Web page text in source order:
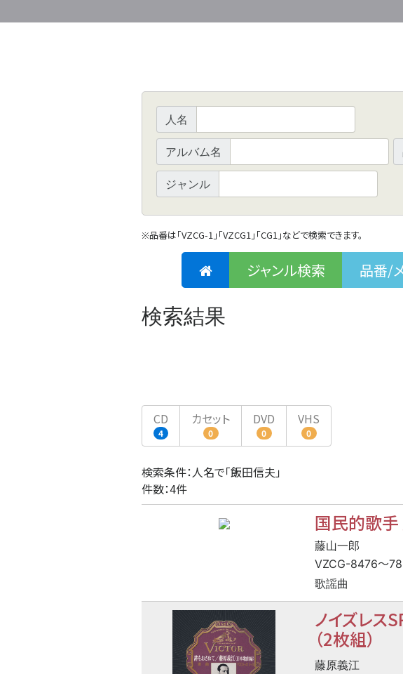
人名
アルバム名
ジャンル
※品番は「VZCG-1」「VZCG1」「CG1」などで検索できます。
ジャンル検索 品番/
検索結果
CD
4
カセット
0
DVD
0
VHS
0
検索条件：人名で「飯田信夫」
件数：4件
国民的歌
藤山一郎
VZCG-8476〜
歌謡曲
ノイズレス
（2枚組）
藤原義江